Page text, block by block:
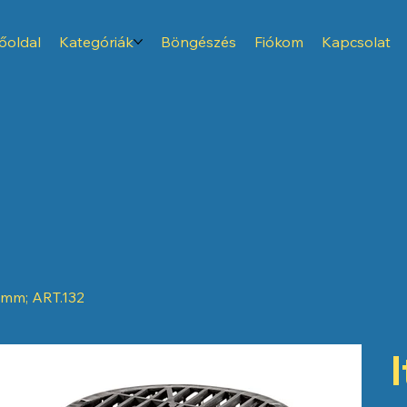
Kategóriák Böngészés Fiókom Kapcsolat
ART.132